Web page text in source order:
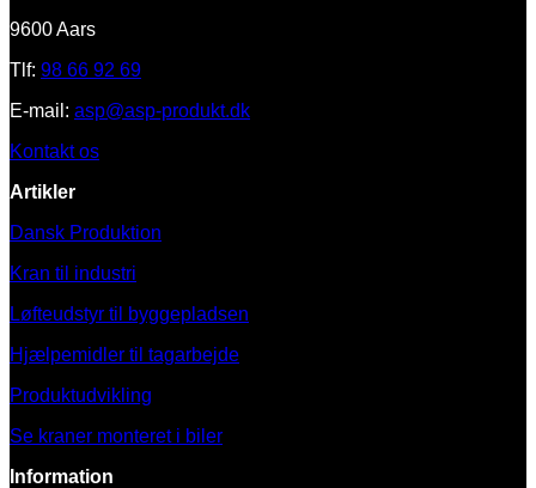
9600 Aars
Tlf: 98 66 92 69
E-mail: asp@asp-produkt.dk
Kontakt os
Artikler
Dansk Produktion
Kran til industri
Løfteudstyr til byggepladsen
Hjælpemidler til tagarbejde
Produktudvikling
Se kraner monteret i biler
Information